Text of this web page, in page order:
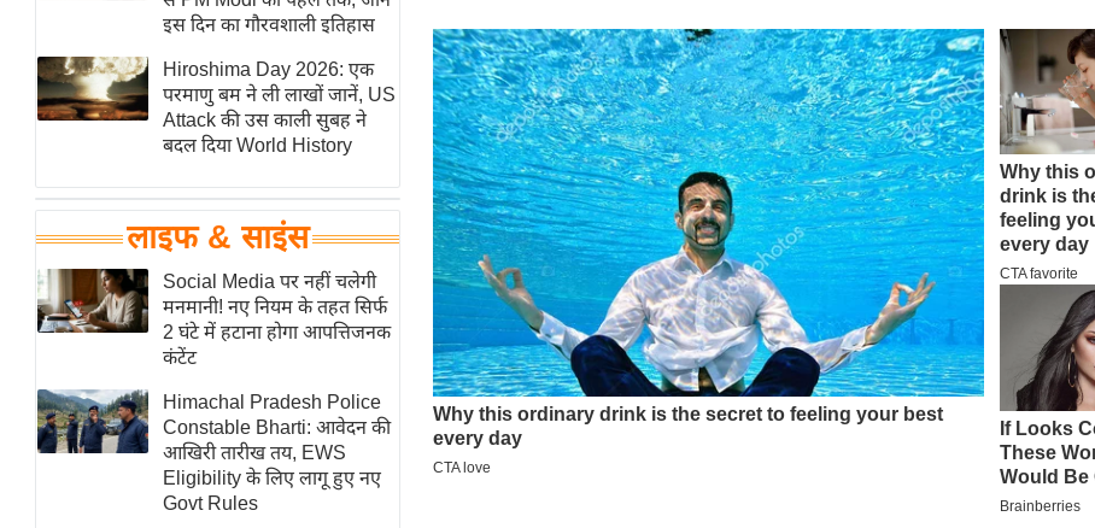
Breaking
News
लाइफस्टाइल
टेक्नॉलॉजी
घरेलू नुस्खे
पर्यटन स्थल
फिटनेस मंत्रा
रिलेशनशिप
राजनीति
विश्लेषण
समसामयिक
मातृभूमि
इस दिन का गौरवशाली इतिहास
Hiroshima Day 2026: एक
परमाणु बम ने ली लाखों जानें, US
Attack की उस काली सुबह ने
बदल दिया World History
लाइफ & साइंस
Social Media पर नहीं चलेगी
मनमानी! नए नियम के तहत सिर्फ
2 घंटे में हटाना होगा आपत्तिजनक
कंटेंट
Himachal Pradesh Police
Constable Bharti: आवेदन की
आखिरी तारीख तय, EWS
Eligibility के लिए लागू हुए नए
Govt Rules